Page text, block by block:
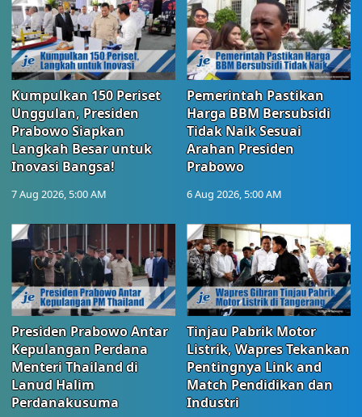
Kumpulkan 150 Periset
Unggulan, Presiden
Prabowo Siapkan
Langkah Besar untuk
Inovasi Bangsa!
7 Aug 2026, 5:00 AM
Pemerintah Pastikan
Harga BBM Bersubsidi
Tidak Naik Sesuai
Arahan Presiden
Prabowo
6 Aug 2026, 5:00 AM
Presiden Prabowo Antar
Kepulangan Perdana
Menteri Thailand di
Lanud Halim
Perdanakusuma
Tinjau Pabrik Motor
Listrik, Wapres Tekankan
Pentingnya Link and
Match Pendidikan dan
Industri